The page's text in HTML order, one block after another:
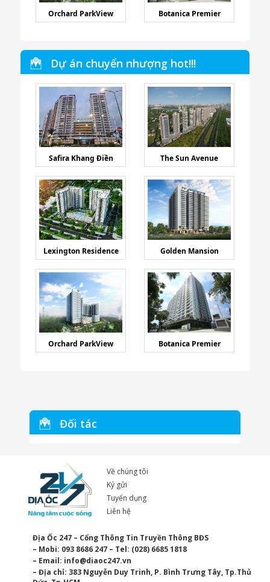
Orchard ParkView Botanica Premier
Dự án chuyển nhượng hot!!!
Safira Khang Điền The Sun Avenue
Lexington Residence Golden Mansion
Orchard ParkView Botanica Premier
Đối tác
Về chúng tôi
Ký gửi
Tuyển dụng
Liên hệ
Địa Ốc 247 – Cổng Thông Tin Truyền Thông BĐS
– Mobi: 093 8686 247 – Tel: (028) 6685 1818
– Email: info@diaoc247.vn
– Địa chỉ: 383 Nguyễn Duy Trinh, P. Bình Trưng Tây, Tp.Thủ